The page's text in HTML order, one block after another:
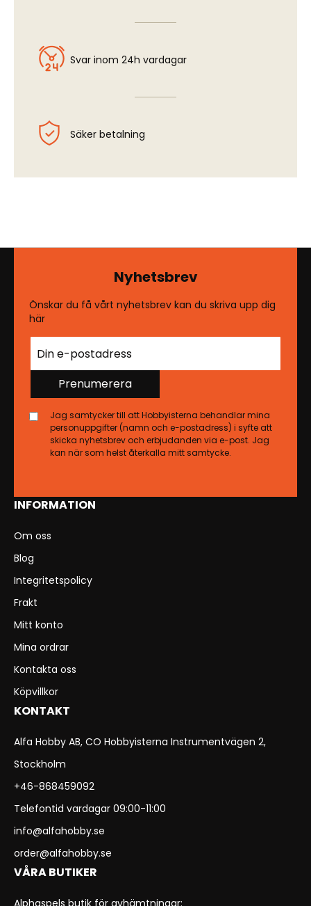
Svar inom 24h vardagar
Säker betalning
INFORMATION
Om oss
Blog
Integritetspolicy
Frakt
Mitt konto
Mina ordrar
Kontakta oss
Köpvillkor
KONTAKT
Alfa Hobby AB, CO Hobbyisterna Instrumentvägen 2,
Stockholm
+46-868459092
Telefontid vardagar 09:00-11:00
info@alfahobby.se
order@alfahobby.se
VÅRA BUTIKER
Nyhetsbrev
Önskar du få vårt nyhetsbrev kan du skriva upp dig
här
Prenumerera
Jag samtycker till att Hobbyisterna behandlar mina
personuppgifter (namn och e-postadress) i syfte att
skicka nyhetsbrev och erbjudanden via e-post. Jag
kan när som helst återkalla mitt samtycke.